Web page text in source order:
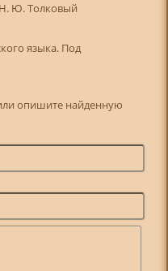
Ю. Толковый
языка. Под
опишите найденную